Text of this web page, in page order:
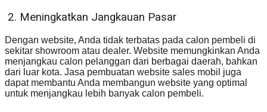
2. Meningkatkan Jangkauan Pasar
Dengan website, Anda tidak terbatas pada calon pembeli di
sekitar showroom atau dealer. Website memungkinkan Anda
menjangkau calon pelanggan dari berbagai daerah, bahkan
dari luar kota. Jasa pembuatan website sales mobil juga
dapat membantu Anda membangun website yang optimal
untuk menjangkau lebih banyak calon pembeli.